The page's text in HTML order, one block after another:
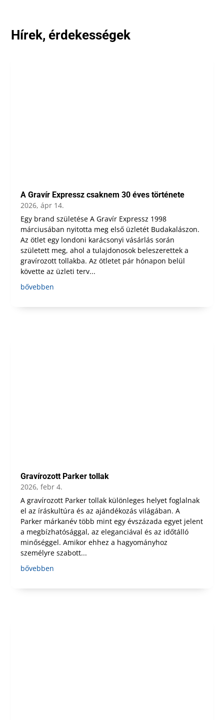
Hírek, érdekességek
A Gravír Expressz csaknem 30 éves története
2026, ápr 14.
Egy brand születése A Gravír Expressz 1998
márciusában nyitotta meg első üzletét Budakalászon.
Az ötlet egy londoni karácsonyi vásárlás során
született meg, ahol a tulajdonosok beleszerettek a
gravírozott tollakba. Az ötletet pár hónapon belül
követte az üzleti terv...
bővebben
Gravírozott Parker tollak
2026, febr 4.
A gravírozott Parker tollak különleges helyet foglalnak
el az íráskultúra és az ajándékozás világában. A
Parker márkanév több mint egy évszázada egyet jelent
a megbízhatósággal, az eleganciával és az időtálló
minőséggel. Amikor ehhez a hagyományhoz
személyre szabott...
bővebben